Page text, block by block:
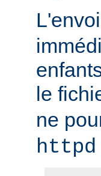
le
ne
httpd